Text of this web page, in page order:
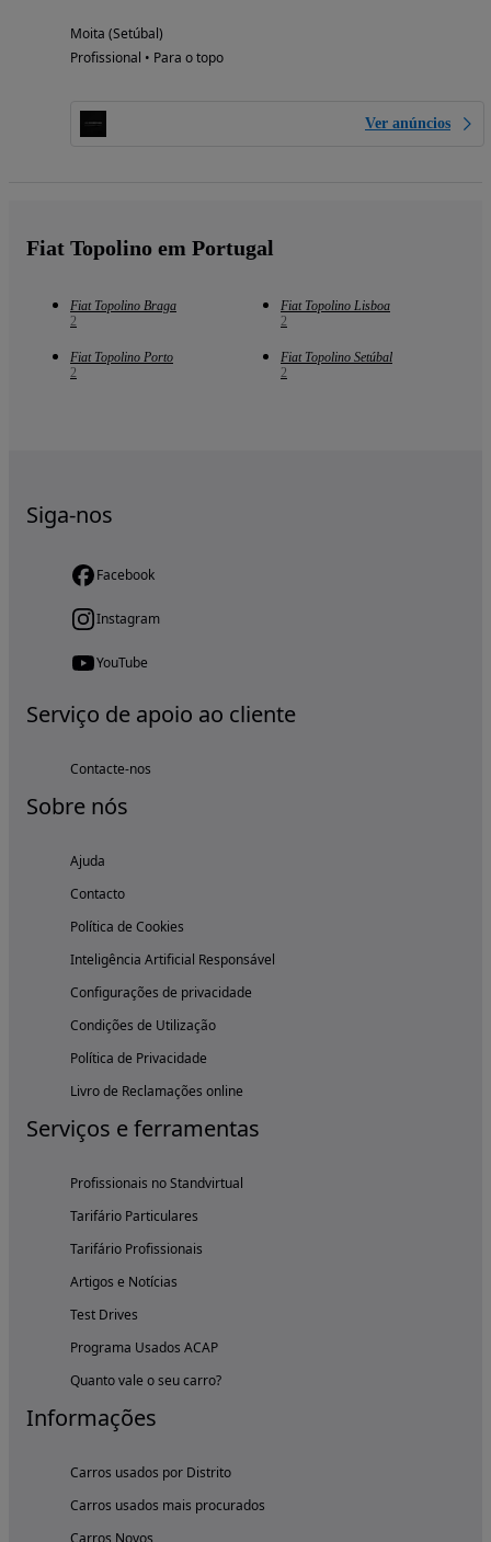
Moita (Setúbal)
Profissional • Para o topo
Ver anúncios
Fiat Topolino em Portugal
Fiat Topolino Braga
2
Fiat Topolino Lisboa
2
Fiat Topolino Porto
2
Fiat Topolino Setúbal
2
Siga-nos
Facebook
Instagram
YouTube
Serviço de apoio ao cliente
Contacte-nos
Sobre nós
Ajuda
Contacto
Política de Cookies
Inteligência Artificial Responsável
Configurações de privacidade
Condições de Utilização
Política de Privacidade
Livro de Reclamações online
Serviços e ferramentas
Profissionais no Standvirtual
Tarifário Particulares
Tarifário Profissionais
Artigos e Notícias
Test Drives
Programa Usados ACAP
Quanto vale o seu carro?
Informações
Carros usados por Distrito
Carros usados mais procurados
Carros Novos